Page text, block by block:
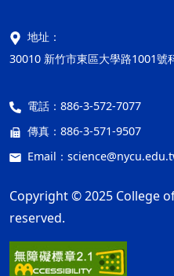
地址：
30010 新竹市東區大學
電話： 886-3-572-7077
傳真： 886-3-571-9507
Email：
Copyright © 2025 College
reserved.